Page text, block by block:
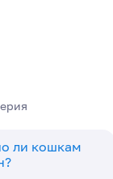
ли кошкам